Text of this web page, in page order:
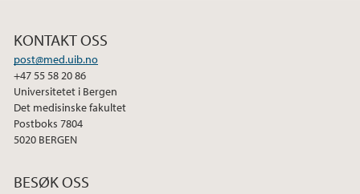
KONTAKT OSS
post@med.uib.no
+47 55 58 20 86
Universitetet i Bergen
Det medisinske fakultet
Postboks 7804
5020 BERGEN
BESØK OSS